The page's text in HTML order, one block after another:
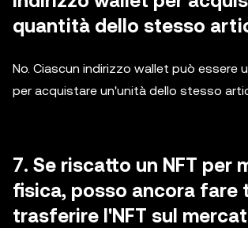
quantità dello stesso
No. Ciascun indirizzo wallet può essere
per acquistare un'unità dello stesso
7. Se riscatto un NFT per
fisica, posso ancora fare
trasferire l'NFT sul